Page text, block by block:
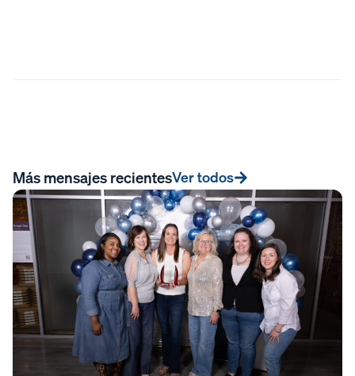
Más mensajes recientesVer todos